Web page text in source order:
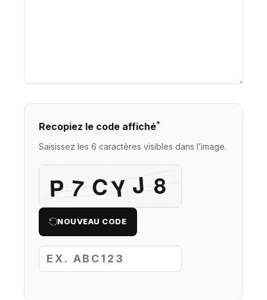
Recopiez le code affiché*
Saisissez les 6 caractères visibles dans l’image.
NOUVEAU CODE